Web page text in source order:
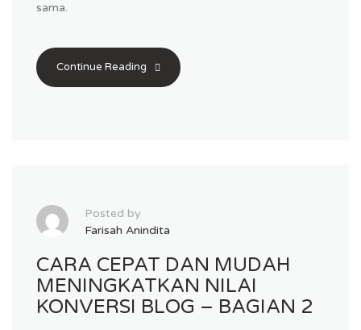
sama.
Continue Reading
Posted by
Farisah Anindita
CARA CEPAT DAN MUDAH
MENINGKATKAN NILAI
KONVERSI BLOG – BAGIAN 2